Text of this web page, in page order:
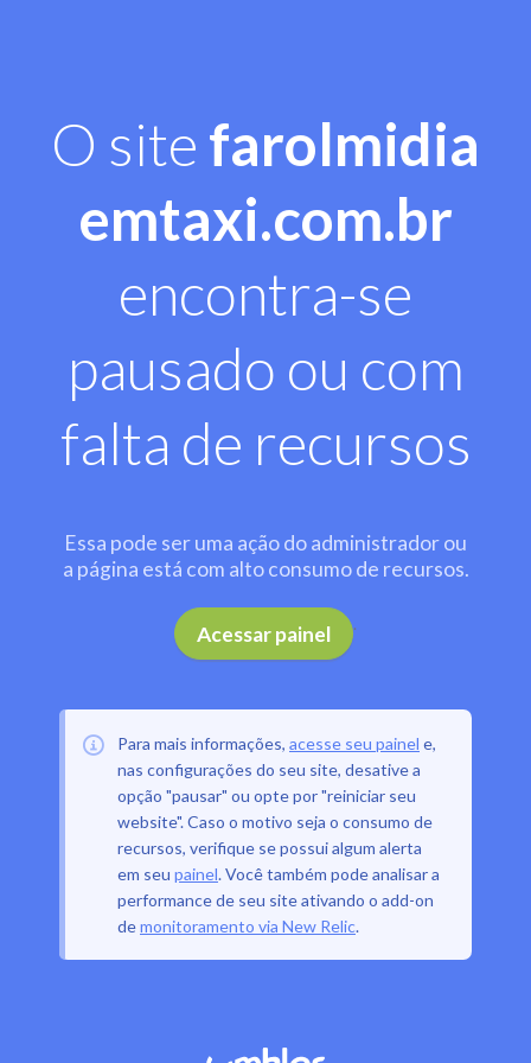
O site farolmidia
emtaxi.com.br
encontra-se
pausado ou com
falta de recursos
Essa pode ser uma ação do administrador ou
a página está com alto consumo de recursos.
Acessar painel .
Para mais informações, acesse seu painel e,
nas configurações do seu site, desative a
opção "pausar" ou opte por "reiniciar seu
website". Caso o motivo seja o consumo de
recursos, verifique se possui algum alerta
em seu painel. Você também pode analisar a
performance de seu site ativando o add-on
demonitoramento via New Relic.